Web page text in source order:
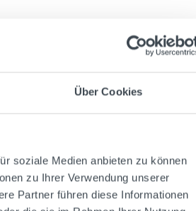
Über Cookies
soziale Medien anbieten zu können
zu Ihrer Verwendung unserer
Partner führen diese Informationen